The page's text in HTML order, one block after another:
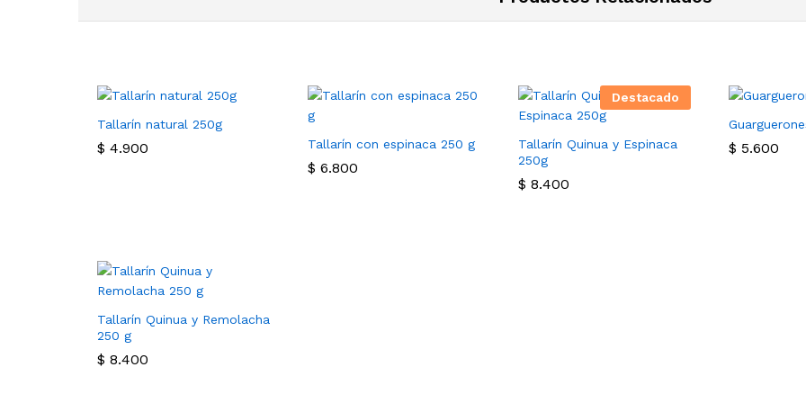
Tallarín natural 250g
$ 4.900 Tallarín con espinaca 250 g
$ 6.800
Destacado
Tallarín Quinua y Espinaca
250g
$ 8.400
$ 5.600
Tallarín Quinua y Remolacha
250 g
$ 8.400